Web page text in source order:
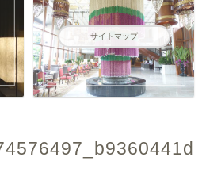
サイトマップ